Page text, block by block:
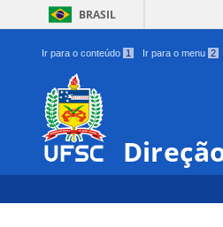
BRASIL
Ir para o conteúdo 1 Ir para o menu 2